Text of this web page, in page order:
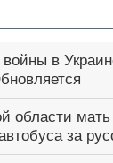
в
области
за